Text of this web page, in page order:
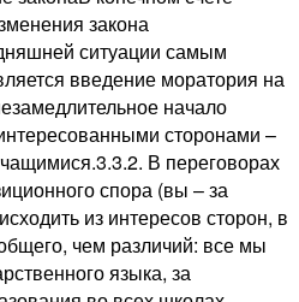
закона
ситуации самым
введение моратория на
начало
сторонами –
В переговорах
спора (вы – за
из интересов сторон, в
чем различий: все мы
языка, за